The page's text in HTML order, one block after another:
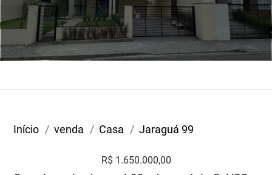
Início venda Casa Jaraguá 99
R$ 1.650.000,00